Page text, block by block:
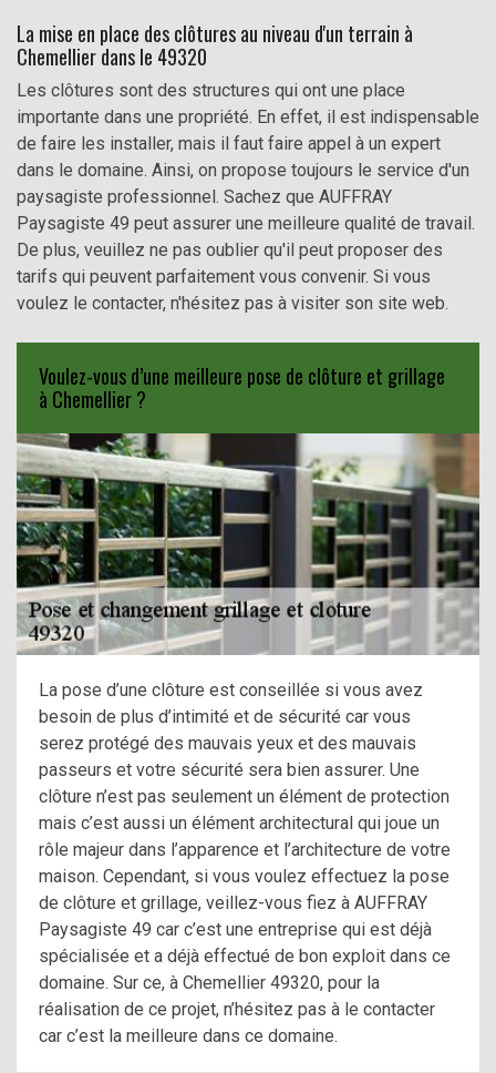
La mise en place des clôtures au niveau d'un terrain à
Chemellier dans le 49320
Les clôtures sont des structures qui ont une place
importante dans une propriété. En effet, il est indispensable
de faire les installer, mais il faut faire appel à un expert
dans le domaine. Ainsi, on propose toujours le service d'un
paysagiste professionnel. Sachez que AUFFRAY
Paysagiste 49 peut assurer une meilleure qualité de travail.
De plus, veuillez ne pas oublier qu'il peut proposer des
tarifs qui peuvent parfaitement vous convenir. Si vous
voulez le contacter, n'hésitez pas à visiter son site web.
Voulez-vous d’une meilleure pose de clôture et grillage
à Chemellier ?
La pose d’une clôture est conseillée si vous avez
besoin de plus d’intimité et de sécurité car vous
serez protégé des mauvais yeux et des mauvais
passeurs et votre sécurité sera bien assurer. Une
clôture n’est pas seulement un élément de protection
mais c’est aussi un élément architectural qui joue un
rôle majeur dans l’apparence et l’architecture de votre
maison. Cependant, si vous voulez effectuez la pose
de clôture et grillage, veillez-vous fiez à AUFFRAY
Paysagiste 49 car c’est une entreprise qui est déjà
spécialisée et a déjà effectué de bon exploit dans ce
domaine. Sur ce, à Chemellier 49320, pour la
réalisation de ce projet, n’hésitez pas à le contacter
car c’est la meilleure dans ce domaine.